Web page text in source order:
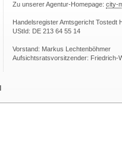
Zu unserer Agentur-Homepage: city-
Handelsregister Amtsgericht Tostedt
UStId: DE 213 64 55 14
Vorstand: Markus Lechtenböhmer
Aufsichtsratsvorsitzender: Friedrich-